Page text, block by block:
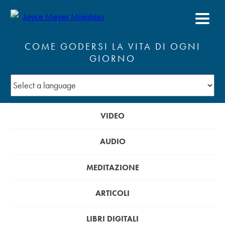
COME GODERSI LA VITA DI OGNI
GIORNO
VIDEO
AUDIO
MEDITAZIONE
ARTICOLI
LIBRI DIGITALI